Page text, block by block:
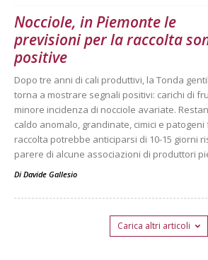
Nocciole, in Piemonte le
previsioni per la raccolta
positive
Dopo tre anni di cali produttivi, la Tonda
torna a mostrare segnali positivi: carichi di
minore incidenza di nocciole avariate.
caldo anomalo, grandinate, cimici e
raccolta potrebbe anticiparsi di 10-15 giorni
parere di alcune associazioni di produttori
Di Davide Gallesio
Carica altri articoli